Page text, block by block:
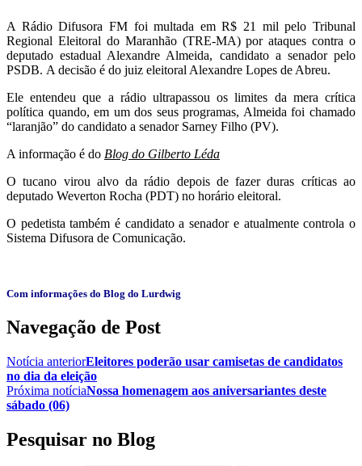
A Rádio Difusora FM foi multada em R$ 21 mil pelo Tribunal
Regional Eleitoral do Maranhão (TRE-MA) por ataques contra o
deputado estadual Alexandre Almeida, candidato a senador pelo
PSDB. A decisão é do juiz eleitoral Alexandre Lopes de Abreu.
Ele entendeu que a rádio ultrapassou os limites da mera crítica
política quando, em um dos seus programas, Almeida foi chamado
“laranjão” do candidato a senador Sarney Filho (PV).
A informação é do Blog do Gilberto Léda
O tucano virou alvo da rádio depois de fazer duras críticas ao
deputado Weverton Rocha (PDT) no horário eleitoral.
O pedetista também é candidato a senador e atualmente controla o
Sistema Difusora de Comunicação.
Com informações do Blog do Lurdwig
Navegação de Post
Notícia anteriorEleitores poderão usar camisetas de candidatos
no dia da eleição
Próxima notíciaNossa homenagem aos aniversariantes deste
sábado (06)
Pesquisar no Blog